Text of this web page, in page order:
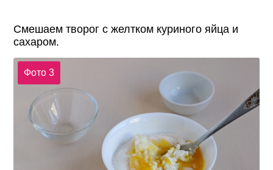
Смешаем творог с желтком куриного яйца и
сахаром.
Фото 3